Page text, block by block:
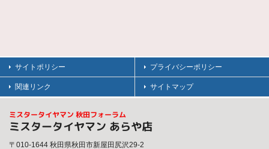
サイトポリシー プライバシーポリシー
関連リンク サイトマップ
ミスタータイヤマン 秋田フォーラム
ミスタータイヤマン あらや店
〒010-1644 秋田県秋田市新屋田尻沢29-2